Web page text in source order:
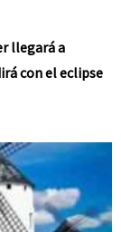
llegará a
con el eclipse